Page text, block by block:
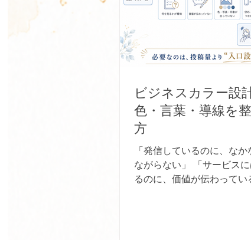
ビジネスカラー設
色・言葉・導線を
方
「発信しているのに、なか
ながらない」 「サービスに
るのに、価値が伝わってい